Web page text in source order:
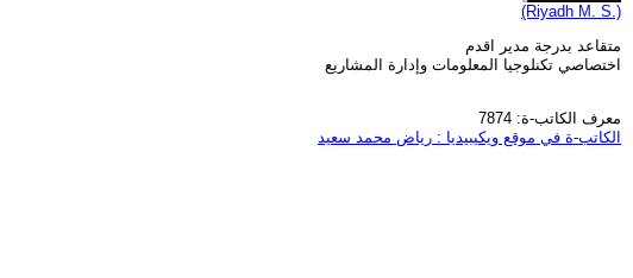
(Riyadh M. S.)
متقاعد بدرجة مدير اقدم
اختصاصي تكنلوجيا المعلومات وإدارة المشاريع
معرف الكاتب-ة: 7874
الكاتب-ة في موقع ويكيبيديا : رياض محمد سعيد